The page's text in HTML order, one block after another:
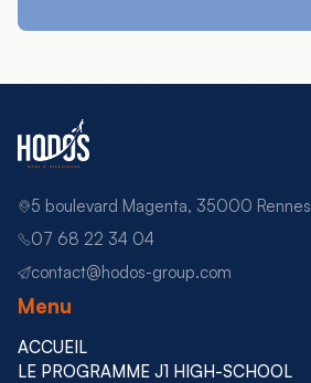
5 boulevard Magenta, 35000 Rennes
07 68 22 34 04
contact@hodos-group.com
Menu
ACCUEIL
LE PROGRAMME J1 HIGH-SCHOOL